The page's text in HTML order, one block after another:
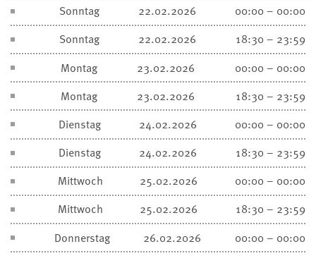
Sonntag
22.02.2026
00:00 – 00:00
Sonntag
22.02.2026
18:30 – 23:59
Montag
23.02.2026
00:00 – 00:00
Montag
23.02.2026
18:30 – 23:59
Dienstag
24.02.2026
00:00 – 00:00
Dienstag
24.02.2026
18:30 – 23:59
Mittwoch
25.02.2026
00:00 – 00:00
Mittwoch
25.02.2026
18:30 – 23:59
Donnerstag
26.02.2026
00:00 – 00:00